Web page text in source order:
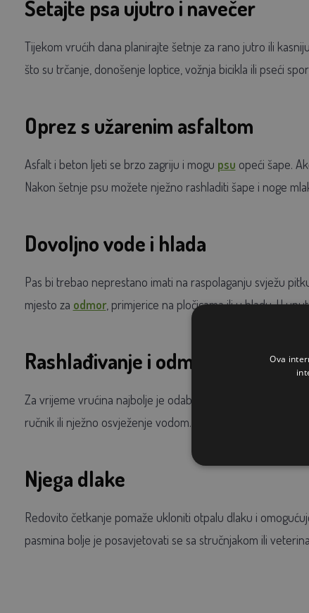
Šetajte psa ujutro i navečer
Tijekom vrućih dana planirajte šetnje za rano jutro ili
što su trčanje, donošenje loptice, vožnja bicikla ili pseći
Oprez s užarenim asfaltom
Asfalt i beton ljeti se brzo zagriju i mogu psu opeći šape.
Nakon šetnje psu možete nježno rashladiti šape i noge
Dovoljno vode i hlada
Pas bi trebao neprestano imati na raspolaganju svježu
mjesto za odmor, primjerice na pločicama ili u hladu. U
Rashlađivanje i odmor
Za vrijeme vrućina najbolje je odabrati mirniji režim. Ako
ručnik ili nježno osvježenje vodom. Psa nikada nemojte
Njega dlake
Redovito četkanje pomaže ukloniti otpalu dlaku i
pasmina bolje je posavjetovati se sa stručnjakom ili
Ova